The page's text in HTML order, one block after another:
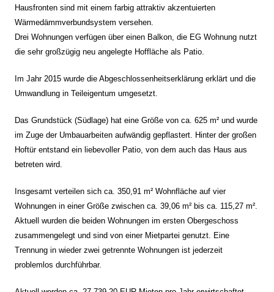
Hausfronten sind mit einem farbig attraktiv akzentuierten
Wärmedämmverbundsystem versehen.
Drei Wohnungen verfügen über einen Balkon, die EG Wohnung nutzt
die sehr großzügig neu angelegte Hoffläche als Patio.
Im Jahr 2015 wurde die Abgeschlossenheitserklärung erklärt und die
Umwandlung in Teileigentum umgesetzt.
Das Grundstück (Südlage) hat eine Größe von ca. 625 m² und wurde
im Zuge der Umbauarbeiten aufwändig gepflastert. Hinter der großen
Hoftür entstand ein liebevoller Patio, von dem auch das Haus aus
betreten wird.
Insgesamt verteilen sich ca. 350,91 m² Wohnfläche auf vier
Wohnungen in einer Größe zwischen ca. 39,06 m² bis ca. 115,27 m².
Aktuell wurden die beiden Wohnungen im ersten Obergeschoss
zusammengelegt und sind von einer Mietpartei genutzt. Eine
Trennung in wieder zwei getrennte Wohnungen ist jederzeit
problemlos durchführbar.